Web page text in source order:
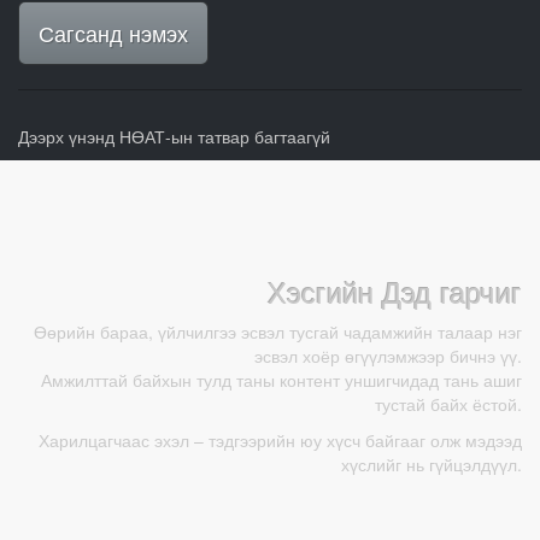
Сагсанд нэмэх
Дээрх үнэнд НӨАТ-ын татвар багтаагүй
Хэсгийн Дэд гарчиг
Өөрийн бараа, үйлчилгээ эсвэл тусгай чадамжийн талаар нэг
эсвэл хоёр өгүүлэмжээр бичнэ үү.
Амжилттай байхын тулд таны контент уншигчидад тань ашиг
тустай байх ёстой.
Харилцагчаас эхэл – тэдгээрийн юу хүсч байгааг олж мэдээд
хүслийг нь гүйцэлдүүл.